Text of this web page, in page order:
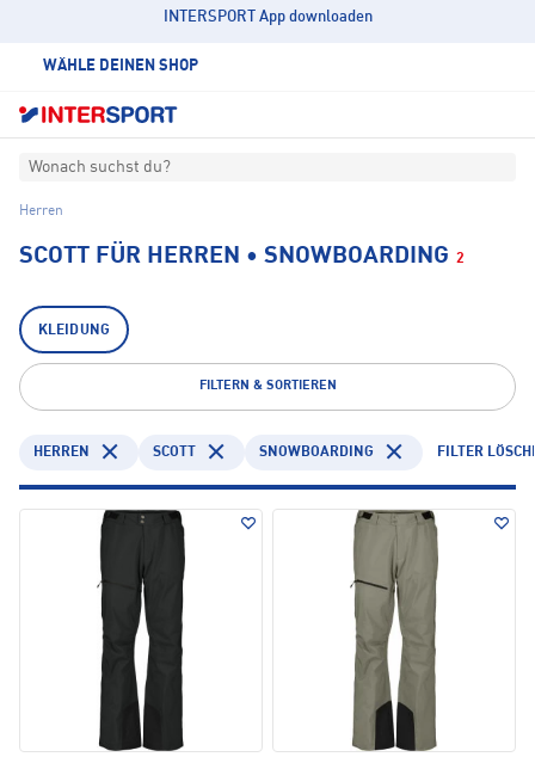
INTERSPORT App downloaden
WÄHLE DEINEN SHOP
Wonach suchst du?
Herren
SCOTT FÜR HERREN • SNOWBOARDING 2
KLEIDUNG
FILTERN & SORTIEREN
HERREN SCOTT SNOWBOARDING FILTER